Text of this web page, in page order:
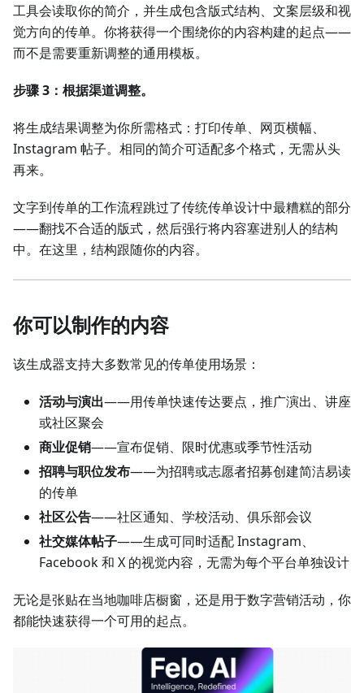
工具会读取你的简介，并生成包含版式结构、文案层级和视
觉方向的传单。你将获得一个围绕你的内容构建的起点——
而不是需要重新调整的通用模板。
步骤 3：根据渠道调整。
将生成结果调整为你所需格式：打印传单、网页横幅、
Instagram 帖子。相同的简介可适配多个格式，无需从头
再来。
文字到传单的工作流程跳过了传统传单设计中最糟糕的部分
——翻找不合适的版式，然后强行将内容塞进别人的结构
中。在这里，结构跟随你的内容。
你可以制作的内容
该生成器支持大多数常见的传单使用场景：
活动与演出——用传单快速传达要点，推广演出、讲座
或社区聚会
商业促销——宣布促销、限时优惠或季节性活动
招聘与职位发布——为招聘或志愿者招募创建简洁易读
的传单
社区公告——社区通知、学校活动、俱乐部会议
社交媒体帖子——生成可同时适配 Instagram、
Facebook 和 X 的视觉内容，无需为每个平台单独设计
无论是张贴在当地咖啡店橱窗，还是用于数字营销活动，你
都能快速获得一个可用的起点。